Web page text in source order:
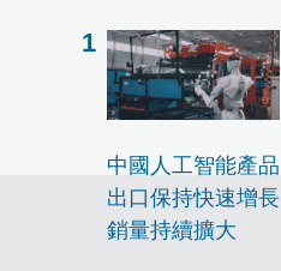
中國人工智能產品
出口保持快速增長
銷量持續擴大